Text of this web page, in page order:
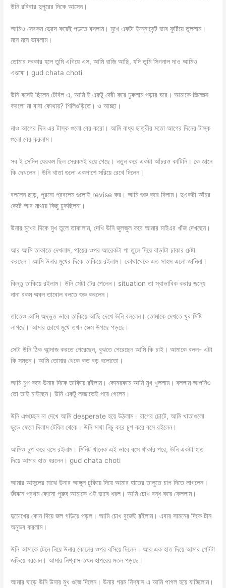
উনি রবিবার দুপুরের দিকে আসেন।
আমিও সেরকম ড্রেস করেই পড়তে বসলাম। মুখে একটা ইন্নোসেন্ট ভাব ফুটিয়ে তুললাম।
মনে মনে ভাবলাম।
তোমার দরকার হলে তুমি এগিয়ে এস, আমি রাজি আছি, যদি তুমি সিগনাল দাও আমিও
এগুবো। gud chata choti
উনি বসেই ছিলেন টেবিল এ, আমি ই একটু দেরী করে ঢুকলাম পড়ার ঘরে। আমাকে জিজ্ঞেস
করলো মা বাবা কোথায়? শিলিগুড়িতে। ও আচ্ছা।
নাও আগের দিন এর টাস্ক গুলো বের করো। আমি বাধ্য ছাত্রীর মতো আগের দিনের টাস্ক
গুলো বের করলাম।
সব ই সেদিন যেরকম ছিল সেরকমই রয়ে গেছে। নতুন করে একটা আঁচরও কাটিনি। কে জানে
কি দেখলেন। উনি খাতা গুলো একপাশে সরিয়ে রেখে দিলেন।
বললেন ছাড়, পুরনো প্রবলেম গুলোই revise কর। আমি শুরু করে দিলাম। দুএকটা আঁচর
কেটে আর মাথায় কিছু ঢুকছিলনা।
উনার মুখের দিকে মুখ তুলে তাকালাম, দেখি উনি জুলজুল করে আমার মাইএর খাঁজ দেখছেন।
আর আমি তাকাতে দেখলাম, পায়ের ওপর আরেকটা পা তুলে দিয়ে বাড়াটা ঢাকার চেষ্টা
করছেন। আমি উনার মুখের দিকে তাকিয়ে রইলাম। কোথাথেকে এত সাহস এলো জানিনা।
কিন্তু তাকিয়ে রইলাম। উনি সেটা টের পেলেন। situation তা স্বাভাবিক করার জন্যে
নানা রকম অবল তাবোল বলতে শুরু করলেন।
তাতেও আমি অদ্ভুত ভাবে তাকিয়ে আছি দেখে উনি বললেন। তোমাকে দেখতে খুব মিষ্টি
লাগছে। আমার চোখে মুখে তখন সেক্স উপছে পড়ছে।
সেটা উনি ঠিক আন্দাজ করতে পেরেছেন, বুঝতে পেরেছেন আমি কি চাই। আমাকে বলল- এটা
কি সম্ভব। আমি তোমার থেকে কত বড় বলোতো।
আমি চুপ করে উনার দিকে তাকিয়ে রইলাম। কোনরকমে আমি মুখ খুললাম। বললাম আপনিও
তো তাই চাইছেন। উনি একটু লজ্জাতেই পরে গেলেন।
উনি এগুচ্ছেন না দেখে আমি desperate হয়ে উঠলাম। রাগের চোটে, আমি খাতাগুলো
ছুড়ে ফেলে দিলাম টেবিল থেকে। উনি মাথা নিচু করে চুপ করে বসে রইলেন।
আমিও চুপ করে বসে রইলাম। মিনিট খানেক এই ভাবে বসে থাকার পরে, উনি একটা হাত
দিয়ে আমার হাত ধরলেন। gud chata choti
আমার আঙ্গুলের মাঝে উনার আঙ্গুল ঢুকিয়ে দিয়ে আমার হাতের তালুতে চাপ দিতে লাগলেন।
জীবনে প্রথম কোনো পুরুষ আমাকে এই ভাবে ধরল। আমি চোখ বন্ধ করে ফেললাম।
দুচোখের কোন দিয়ে জল গড়িয়ে পড়ল। আমি চোখ বুজেই রইলাম। এবার সামনের দিকে টান
অনুভব করলাম।
উনি আমাকে টেনে নিয়ে উনার কোলের ওপর বসিয়ে দিলেন। আর এক হাত দিয়ে আমার পেটটা
জড়িয়ে ধরলেন। আমার নিশ্বাস তখন হাপরের মতন পড়ছে।
আমার ঘাড়ে উনি উনার মুখ গুজে দিলেন। উনার গরম নিশ্বাস এ আমি পাগল হয়ে যাচ্ছিলাম।